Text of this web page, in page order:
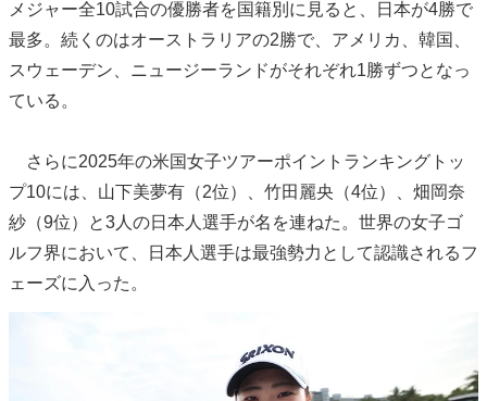
メジャー全10試合の優勝者を国籍別に見ると、日本が4勝で
最多。続くのはオーストラリアの2勝で、アメリカ、韓国、
スウェーデン、ニュージーランドがそれぞれ1勝ずつとなっ
ている。
さらに2025年の米国女子ツアーポイントランキングトッ
プ10には、山下美夢有（2位）、竹田麗央（4位）、畑岡奈
紗（9位）と3人の日本人選手が名を連ねた。世界の女子ゴ
ルフ界において、日本人選手は最強勢力として認識されるフ
ェーズに入った。